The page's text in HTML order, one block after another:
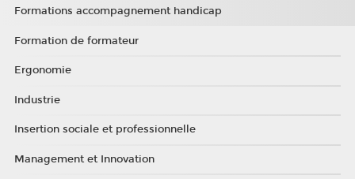
Formations accompagnement handicap
Formation de formateur
Ergonomie
Industrie
Insertion sociale et professionnelle
Management et Innovation